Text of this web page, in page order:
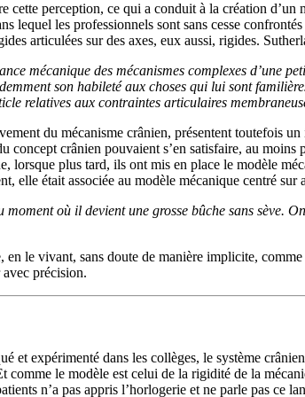
perception, ce qui a conduit à la création
lequel les professionnels sont sans cesse
articulées sur des axes, eux aussi, rigides.
mécanique des mécanismes complexes d’une
son habileté aux choses qui lui sont
relatives aux contraintes articulaires
du mécanisme crânien, présentent toutefois
concept crânien pouvaient s’en satisfaire, au
lorsque plus tard, ils ont mis en place le modèle
elle était associée au modèle mécanique centré sur
où il devient une grosse bûche sans sève.
le vivant, sans doute de manière implicite,
précision.
et expérimenté dans les collèges, le système
le modèle est celui de la rigidité de la
n’a pas appris l’horlogerie et ne parle pas ce